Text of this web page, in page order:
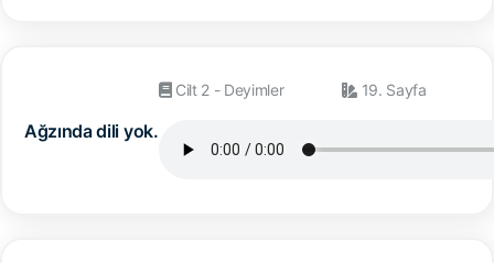
Ağzında dili yok.
Cilt 2 - Deyimler 19. Sayfa